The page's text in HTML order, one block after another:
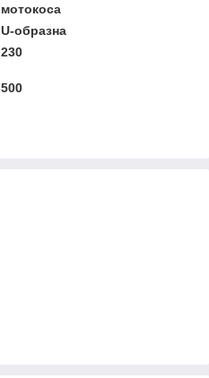
мотокоса
U-образна
230
500